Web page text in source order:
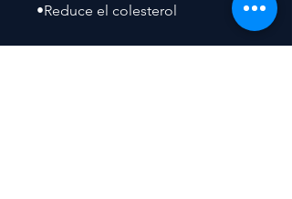
•Reduce el colesterol